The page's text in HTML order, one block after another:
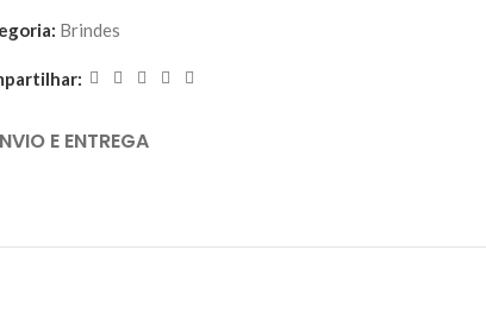
Brindes
E ENTREGA